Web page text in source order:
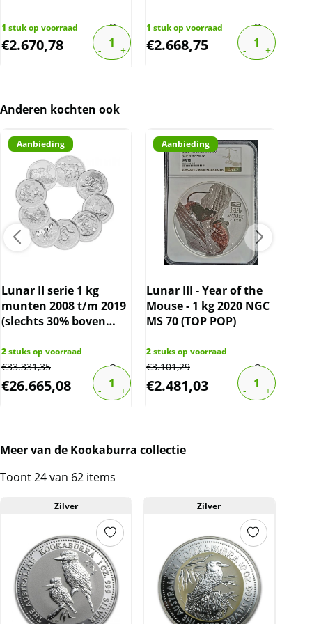
verhandeld. Dit houdt in dat wij btw afdragen
over de marge die wij behalen op dit product.
De btw mag hierdoor door ons niet op de
1 stuk op voorraad
€2.670,78
1 stuk op voorraad
€2.668,75
Anderen kochten ook
Aanbieding
Lunar II serie 1 kg
munten 2008 t/m 2019
(slechts 30% boven
2stuks op voorraad
€33.331,35
€26.665,08
Aanbieding
Lunar III - Year of the
Mouse - 1 kg 2020 NGC
MS 70 (TOP POP)
2stuks op voorraad
€3.101,29
€2.481,03
Meer van de Kookaburra collectie
Toont 24 van 62 items
Zilver Zilver